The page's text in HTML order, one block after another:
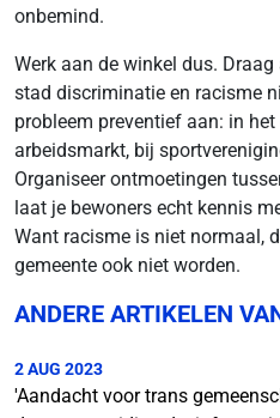
onbemind.
Werk aan de winkel dus.
stad discriminatie en racisme
probleem preventief aan: in
arbeidsmarkt, bij
Organiseer ontmoetingen
laat je bewoners echt kennis
Want racisme is niet normaal,
gemeente ook niet worden.
ANDERE ARTIKELEN
2 AUG 2023
'Aandacht voor trans